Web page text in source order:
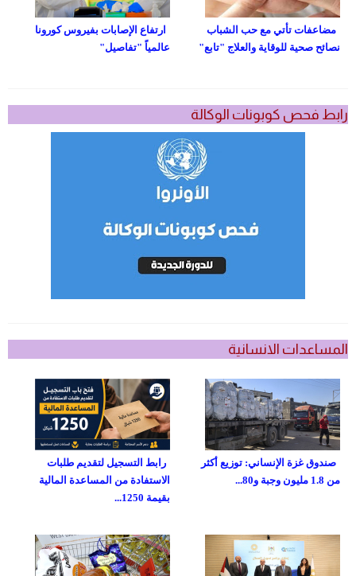
ارتفاع الإصابات بفيروس كورونا
عالمياً "تفاصيل"
مضاعفات تأتي مع حب الشباب
نصائح صحية للوقاية والعلاج "تابع"
رابط فحص كوبونات الوكالة
المساعدات الانسانية
رابط التسجيل لتقديم طلبات
الاستفادة من المساعدة المالية
بقيمة 1250...
صندوق غزة الإنساني: توزيع أكثر
من 1.8 مليون وجبة و80...